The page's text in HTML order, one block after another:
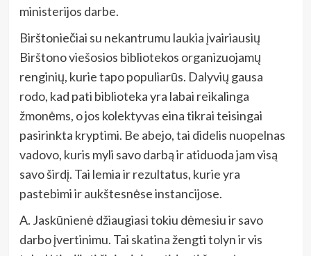
ministerijos darbe.
Birštoniečiai su nekantrumu laukia įvairiausių
Birštono viešosios bibliotekos organizuojamų
renginių, kurie tapo populiarūs. Dalyvių gausa
rodo, kad pati biblioteka yra labai reikalinga
žmonėms, o jos kolektyvas eina tikrai teisingai
pasirinkta kryptimi. Be abejo, tai didelis nuopelnas
vadovo, kuris myli savo darbą ir atiduoda jam visą
savo širdį. Tai lemia ir rezultatus, kurie yra
pastebimi ir aukštesnėse instancijose.
A. Jaskūnienė džiaugiasi tokiu dėmesiu ir savo
darbo įvertinimu. Tai skatina žengti tolyn ir vis